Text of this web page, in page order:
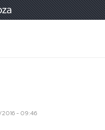
- 09:46